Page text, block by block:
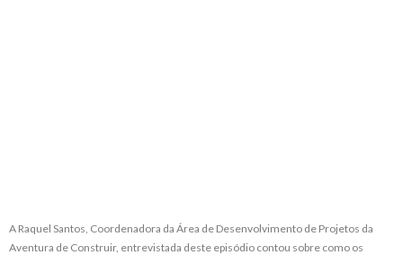
A Raquel Santos, Coordenadora da Área de Desenvolvimento de Projetos da
Aventura de Construir, entrevistada deste episódio contou sobre como os